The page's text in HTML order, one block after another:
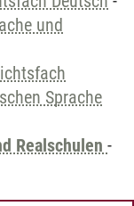
und
Sprache
Realschulen -